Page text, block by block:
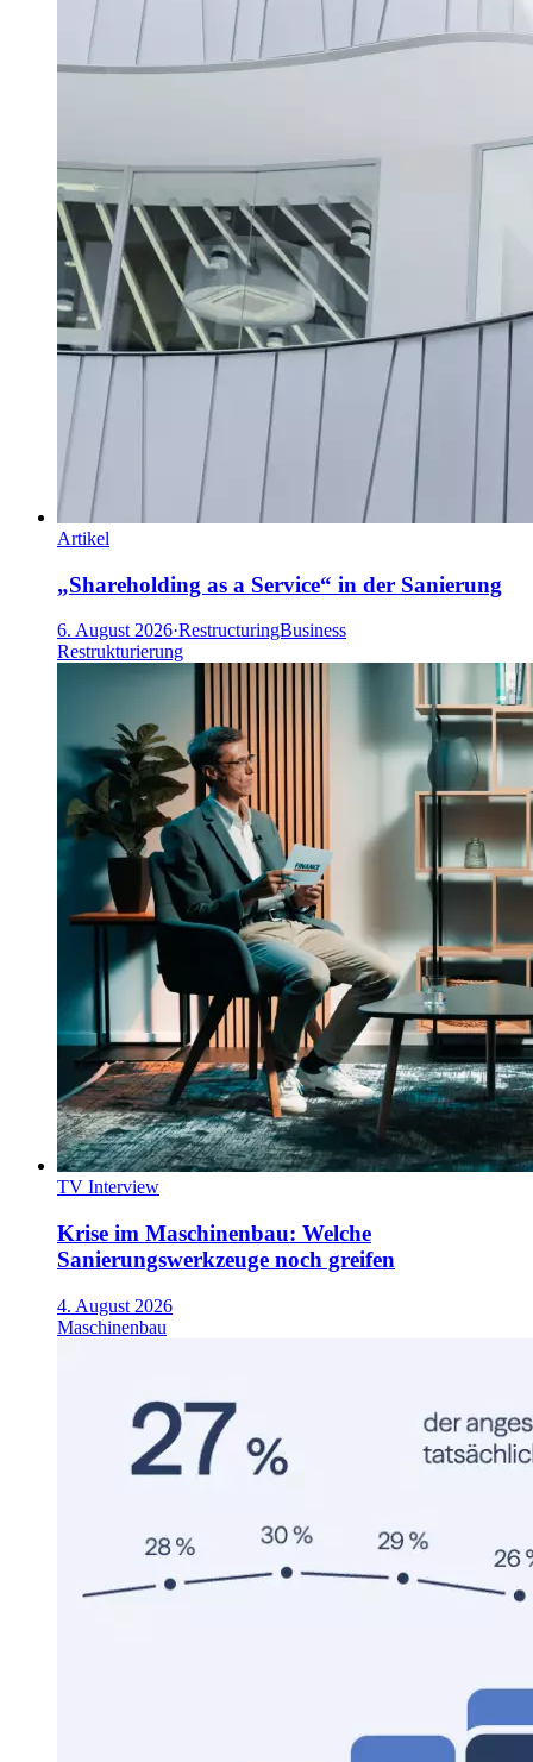
Artikel
„Shareholding as a Service“ in der Sanierung
6. August 2026·RestructuringBusiness
Restrukturierung
TV Interview
Krise im Maschinenbau: Welche
Sanierungswerkzeuge noch greifen
4. August 2026
Maschinenbau